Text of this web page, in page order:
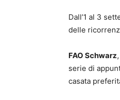
Dall’1 al 3
delle
FAO Schwarz
serie di
casata